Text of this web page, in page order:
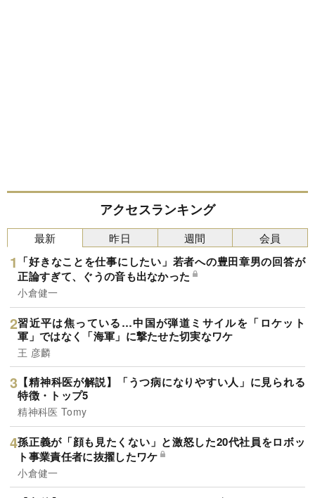
アクセスランキング
最新
「好きなことを仕事にしたい」若者への豊田章男の回答が
正論すぎて、ぐうの音も出なかった
小倉健一
習近平は焦っている…中国が弾道ミサイルを「ロケット
軍」ではなく「海軍」に撃たせた切実なワケ
王 彦麟
【精神科医が解説】「うつ病になりやすい人」に見られる
特徴・トップ5
精神科医 Tomy
孫正義が「顔も見たくない」と激怒した20代社員をロボッ
ト事業責任者に抜擢したワケ
小倉健一
昨日 週間 会員